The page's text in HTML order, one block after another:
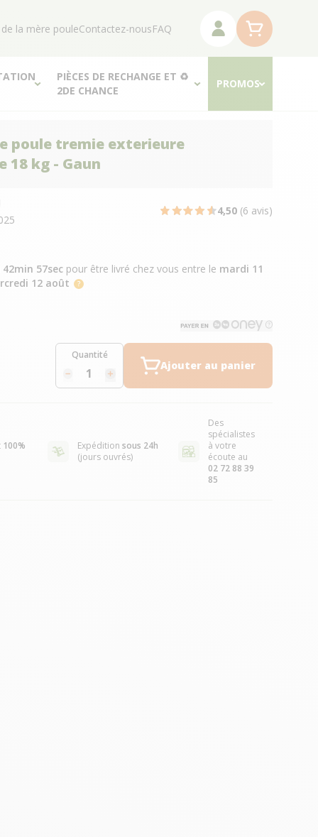
de la mère pouleContactez-nousFAQ
PIÈCES DE RECHANGE ET ♻
2DE CHANCE
PROMOS
poule tremie exterieure
18 kg - Gaun
4,50 (6 avis)
42min 56secpour être livré chez vous entre le mardi 11
12 août
Quantité
Ajouter au panier
100%
Expédition sous 24h
(jours ouvrés)
Des
spécialistes
à votre
écoute au
02 72 88 39
85